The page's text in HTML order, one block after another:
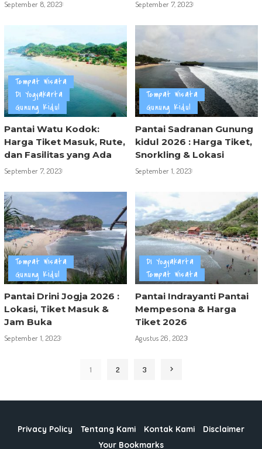
September 8, 2023 September 7, 2023
Tempat Wisata
DI Yogyakarta
Gunung Kidul
Pantai Watu Kodok:
Harga Tiket Masuk, Rute,
dan Fasilitas yang Ada
September 7, 2023
Tempat Wisata
Gunung Kidul
Pantai Sadranan Gunung
kidul 2026 : Harga Tiket,
Snorkling & Lokasi
September 1, 2023
Tempat Wisata
Gunung Kidul
Pantai Drini Jogja 2026 :
Lokasi, Tiket Masuk &
Jam Buka
September 1, 2023
DI Yogyakarta
Tempat Wisata
Pantai Indrayanti Pantai
Mempesona & Harga
Tiket 2026
Agustus 26, 2023
1 2 3
Privacy Policy Tentang Kami Kontak Kami
Disclaimer
Your Bookmarks